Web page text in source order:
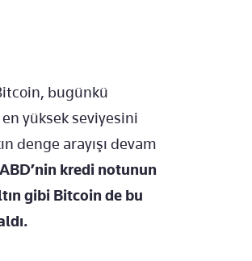
bugünkü
yüksek seviyesini
denge arayışı devam
kredi notunun
gibi Bitcoin de bu